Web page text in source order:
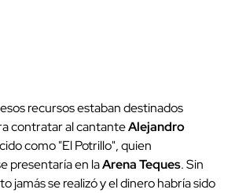
recursos estaban destinados
contratar al cantanteAlejandro
como "El Potrillo", quien
presentaría en laArena Teques. Sin
jamás se realizó y el dinero habría sido